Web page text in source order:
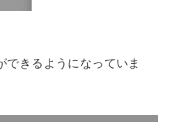
きるようになっていま